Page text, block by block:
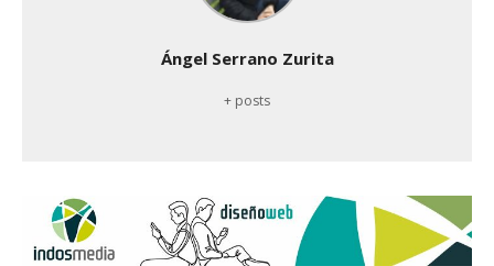
Ángel Serrano Zurita
+ posts